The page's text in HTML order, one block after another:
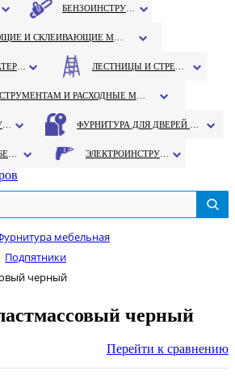
мебельная
Подпятники
черный
черный
Перейти к сравнению